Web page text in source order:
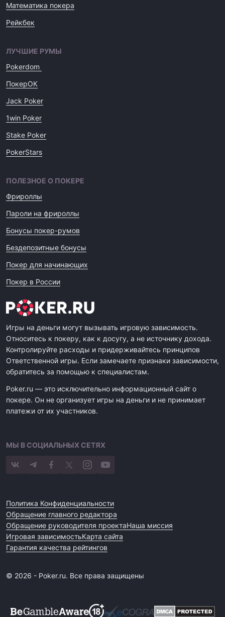
Математика покера
Рейкбек
ЛУЧШИЕ РУМЫ
Pokerdom
ПокерОК
Jack Poker
1win Poker
Stake Poker
PokerStars
ПОЛЕЗНОЕ О ПОКЕРЕ
Фрироллы
Пароли на фрироллы
Бонусы покер-румов
Бездепозитные бонусы
Покер для начинающих
Покер в России
Игры на деньги могут вызывать игровую зависимость.
Относитесь к покеру, как к досугу, а не источнику дохода.
Контролируйте расходы и придерживайтесь принципов
Ответственной игры. Если замечаете признаки зависимости,
обратитесь за помощью к специалистам.
Poker.ru — это исключительно информационный сайт о
покере. Он не организует игры на деньги и не принимает
платежи от их участников.
МЫ В СОЦИАЛЬНЫХ СЕТЯХ
Политика Конфиденциальности
Обращение главного редактора
Обращение руководителя проектаНаша миссия
Игровая зависимостьКарта сайта
Гарантия качества рейтингов
© 2026 - Poker.ru. Все права защищены